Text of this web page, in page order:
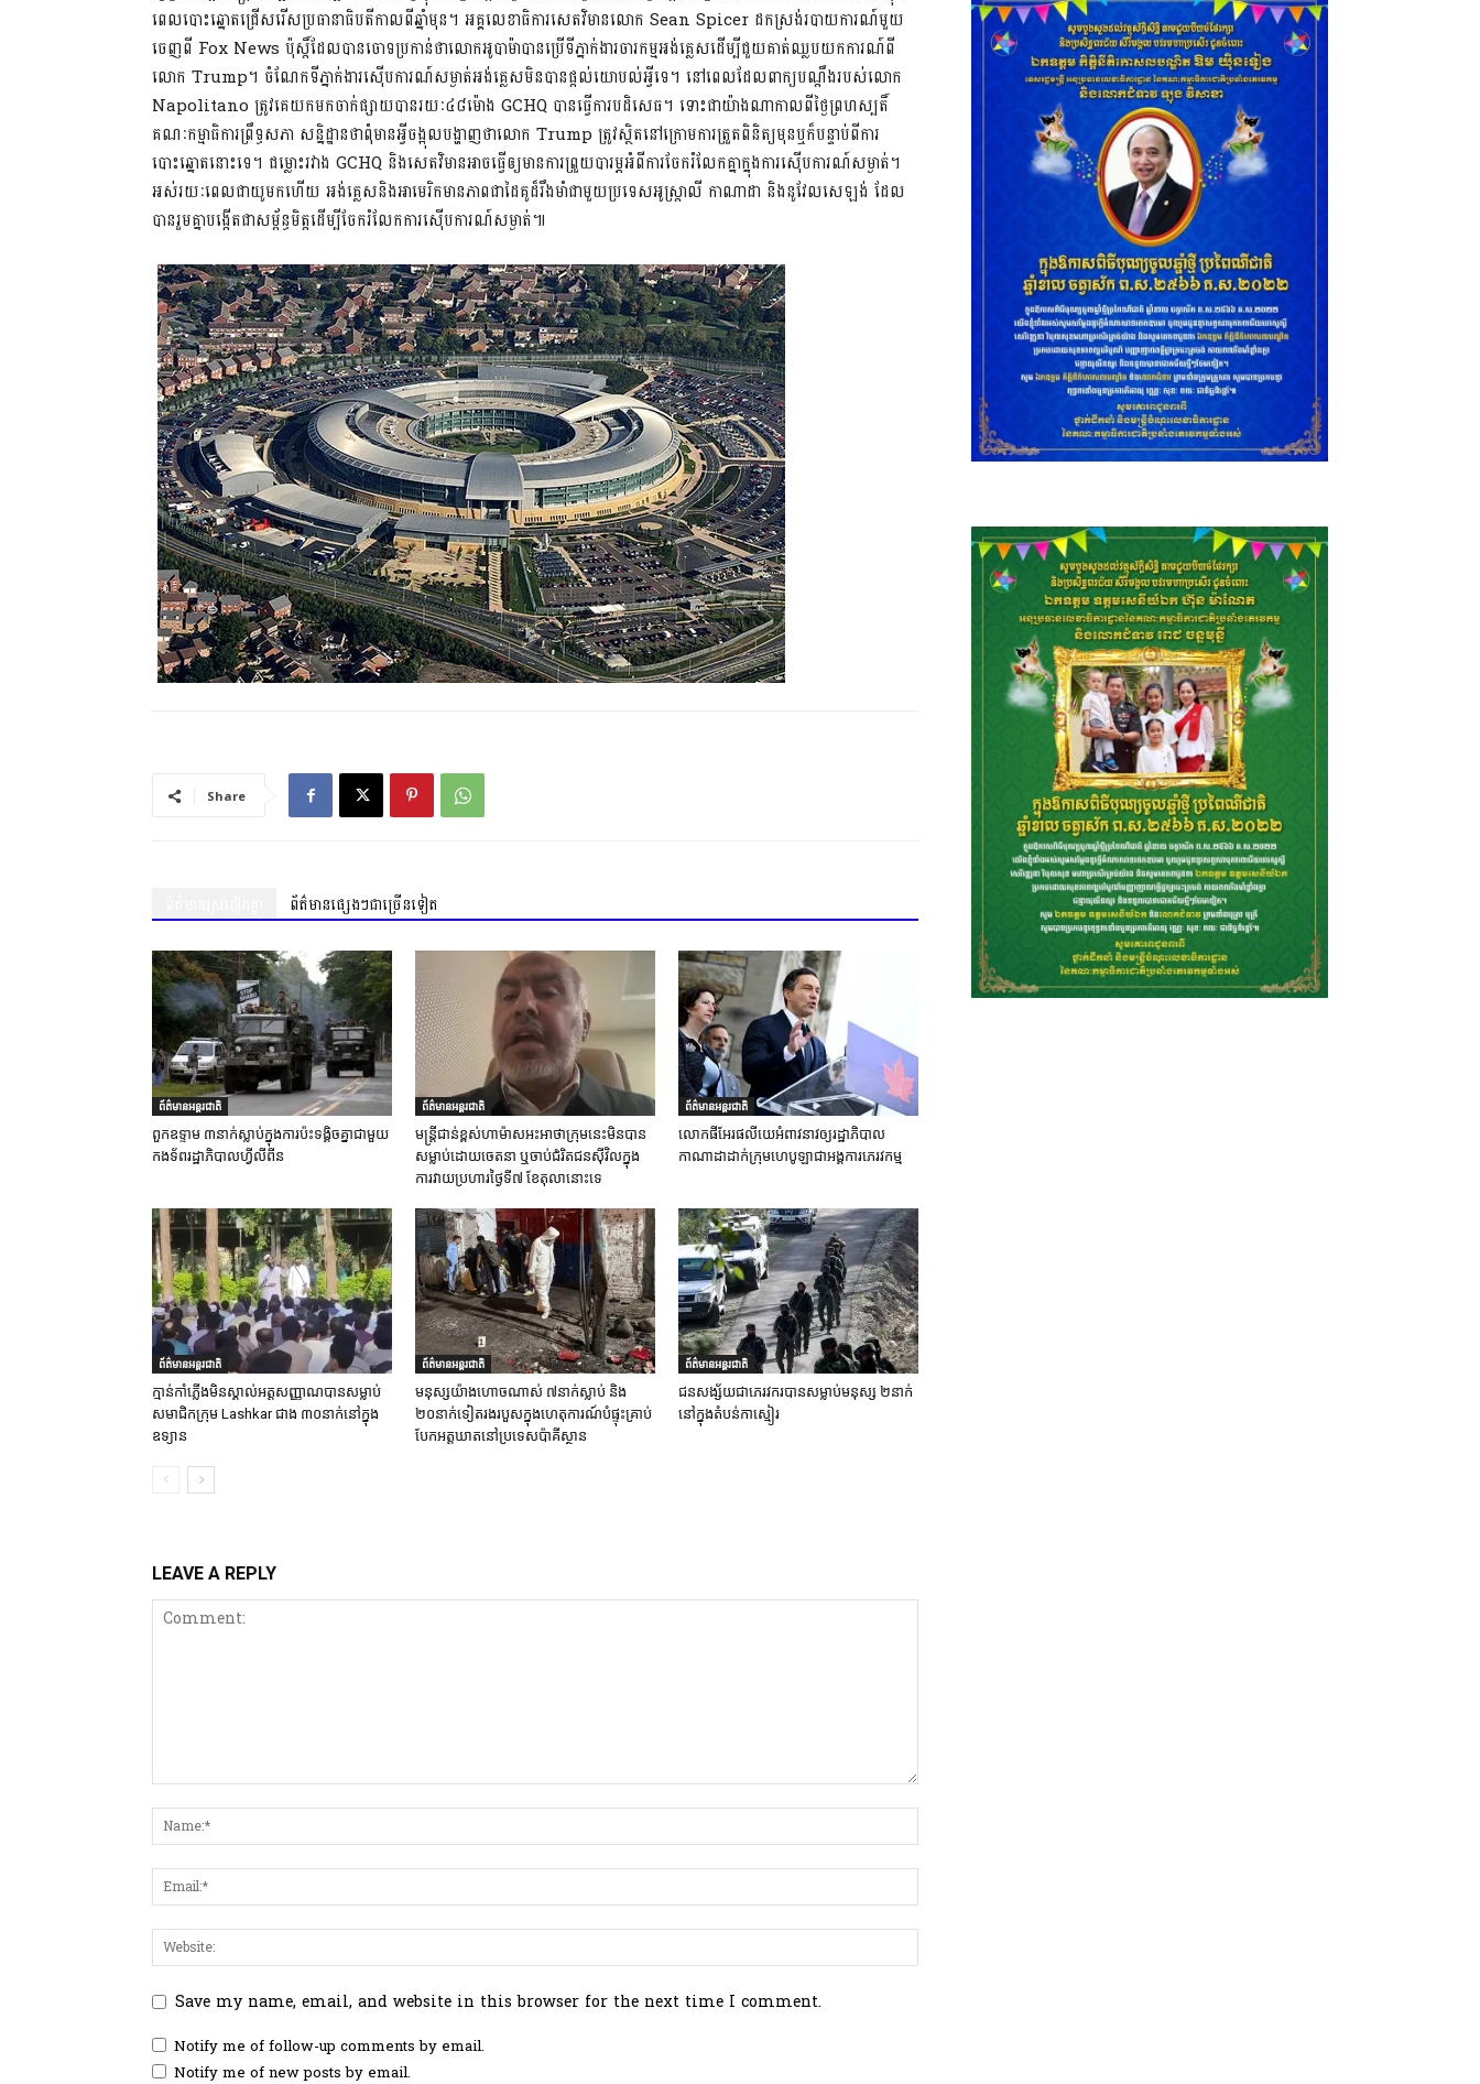
ពេលបោះឆ្នោតជ្រើសរើសប្រធានាធិបតីកាលពីឆ្នាំមុន។ អគ្គលេខាធិការសេតវិមានលោក Sean Spicer ដកស្រង់របាយការណ៍មួយ
ចេញពី Fox News ប៉ុស្តិ៍ដែលបានចោទប្រកាន់ថាលោកអូបាម៉ាបានប្រើទីភ្នាក់ងារចារកម្មអង់គ្លេសដើម្បីជួយគាត់ឈ្លបយកការណ៍ពី
លោក Trump។ ចំណែកទីភ្នាក់ងារស៊ើបការណ៍សម្ងាត់អង់គ្លេសមិនបានផ្តល់យោបល់អ្វីទេ។ នៅពេលដែលពាក្យបណ្តឹងរបស់លោក
Napolitano ត្រូវគេយកមកចាក់ផ្សាយបានរយៈ៤៨ម៉ោង GCHQ បានធ្វើការបដិសេធ។ ទោះជាយ៉ាងណាកាលពីថ្ងៃព្រហស្បតិ៍
គណៈកម្មាធិការព្រឹទ្ធសភា សន្និដ្ឋានថាពុំមានអ្វីចង្អុលបង្ហាញថាលោក Trump ត្រូវស្ថិតនៅក្រោមការត្រួតពិនិត្យមុនឬក៏បន្ទាប់ពីការ
បោះឆ្នោតនោះទេ។ ជម្លោះរវាង GCHQ និងសេតវិមានអាចធ្វើឲ្យមានការព្រួយបារម្ភអំពីការចែករំលែកគ្នាក្នុងការស៊ើបការណ៍សម្ងាត់។
អស់រយៈពេលជាយូមកហើយ អង់គ្លេសនិងអាមេរិកមានភាពជាដៃគូដ៏រឹងមាំជាមួយប្រទេសអូស្រ្តាលី កាណាដា និងនូវែលសេឡង់ ដែល
បានរួមគ្នាបង្កើតជាសម្ព័ន្ធមិត្តដើម្បីចែករំលែកការស៊ើបការណ៍សម្ងាត់៕
Share
ព័ត៌មានផ្សេងៗជាច្រើនទៀត
ព័ត៌មានអន្តរជាតិ
ពួកឧទ្ទាម ៣នាក់ស្លាប់ក្នុងការប៉ះទង្គិចគ្នាជាមួយ
កងទ័ពរដ្ឋាភិបាលហ្វីលីពីន
ព័ត៌មានអន្តរជាតិ
មន្ត្រីជាន់ខ្ពស់ហាម៉ាសអះអាថាក្រុមនេះមិនបាន
សម្លាប់ដោយចេតនា ឬចាប់ជំរិតជនស៊ីវិលក្នុង
ការវាយប្រហារថ្ងៃទី៧ ខែតុលានោះទេ
ព័ត៌មានអន្តរជាតិ
លោកផីអែរផលីយេអំពាវនាវឲ្យរដ្ឋាភិបាល
កាណាដាដាក់ក្រុមហេបូឡាជាអង្គការភេរវកម្ម
ព័ត៌មានអន្តរជាតិ
ក្មាន់កាំភ្លើងមិនស្គាល់អត្តសញ្ញាណបានសម្លាប់
សមាជិកក្រុម Lashkar ជាង ៣០នាក់នៅក្នុង
ឧទ្យាន
ព័ត៌មានអន្តរជាតិ
មនុស្សយ៉ាងហោចណាស់ ៧នាក់ស្លាប់ និង
២០នាក់ទៀតរងរបួសក្នុងហេតុការណ៍បំផ្ទុះគ្រាប់
បែកអត្តឃាតនៅប្រទេសប៉ាគីស្ថាន
ព័ត៌មានអន្តរជាតិ
ជនសង្ស័យជាភេរវករបានសម្លាប់មនុស្ស ២នាក់
នៅក្នុងតំបន់កាស្មៀរ
LEAVE A REPLY
Save my name, email, and website in this browser for the next time I comment.
Notify me of follow-up comments by email.
Notify me of new posts by email.